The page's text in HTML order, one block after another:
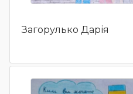
Загорулько Дарія